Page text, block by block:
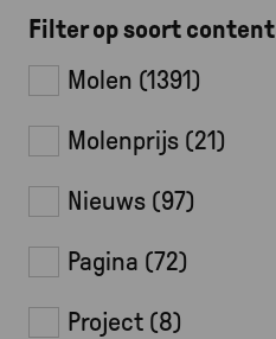
Filter op soort content
Molen (1391)
Molenprijs (21)
Nieuws (97)
Pagina (72)
Project (8)